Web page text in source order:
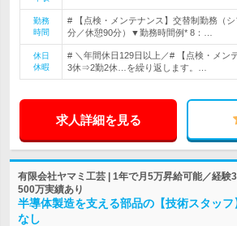
勤務
時間
# 【点検・メンテナンス】交替制勤務（
分／休憩90分）▼勤務時間例* 8：…
休日
休暇
# ＼年間休日129日以上／# 【点検・メン
3休⇒2勤2休…を繰り返します。…
求人詳細を見る
有限会社ヤマミ工芸 | 1年で月5万昇給可能／経験
500万実績あり
半導体製造を支える部品の【技術スタッ
なし